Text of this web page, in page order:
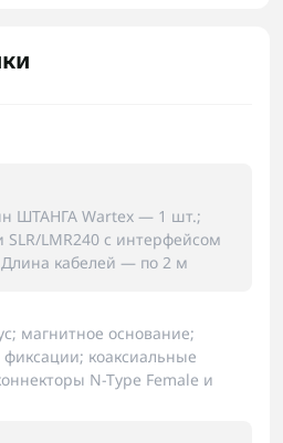
ШТАНГА Wartex — 1 шт.;
LMR240 с интерфейсом
кабелей — по 2 м
магнитное основание;
коаксиальные
N-Type Female и